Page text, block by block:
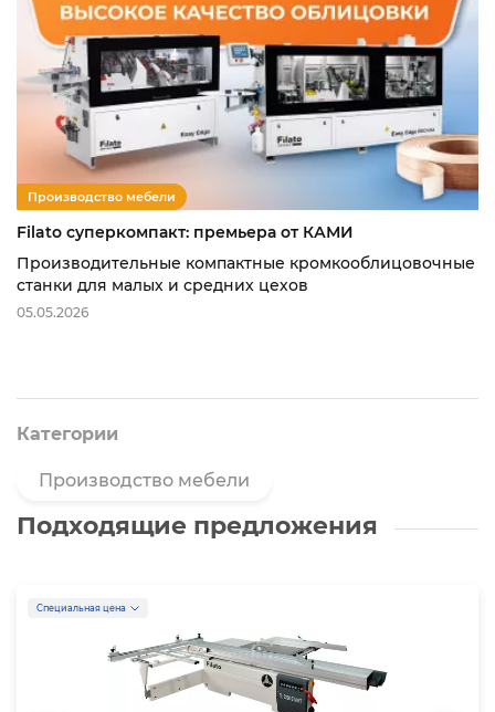
Производство мебели
Filato суперкомпакт: премьера от КАМИ
Производительные компактные кромкооблицовочные
станки для малых и средних цехов
05.05.2026
Категории
Производство мебели
Подходящие предложения
Специальная цена